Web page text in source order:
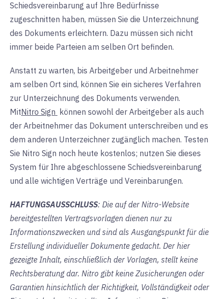
Schiedsvereinbarung auf Ihre Bedürfnisse
zugeschnitten haben, müssen Sie die Unterzeichnung
des Dokuments erleichtern. Dazu müssen sich nicht
immer beide Parteien am selben Ort befinden.
Anstatt zu warten, bis Arbeitgeber und Arbeitnehmer
am selben Ort sind, können Sie ein sicheres Verfahren
zur Unterzeichnung des Dokuments verwenden.
MitNitro Sign können sowohl der Arbeitgeber als auch
der Arbeitnehmer das Dokument unterschreiben und es
dem anderen Unterzeichner zugänglich machen. Testen
Sie Nitro Sign noch heute kostenlos; nutzen Sie dieses
System für Ihre abgeschlossene Schiedsvereinbarung
und alle wichtigen Verträge und Vereinbarungen.
HAFTUNGSAUSSCHLUSS: Die auf der Nitro-Website
bereitgestellten Vertragsvorlagen dienen nur zu
Informationszwecken und sind als Ausgangspunkt für die
Erstellung individueller Dokumente gedacht. Der hier
gezeigte Inhalt, einschließlich der Vorlagen, stellt keine
Rechtsberatung dar. Nitro gibt keine Zusicherungen oder
Garantien hinsichtlich der Richtigkeit, Vollständigkeit oder